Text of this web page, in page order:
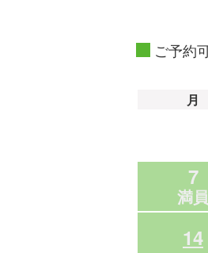
ご予約
月
7
満員
14